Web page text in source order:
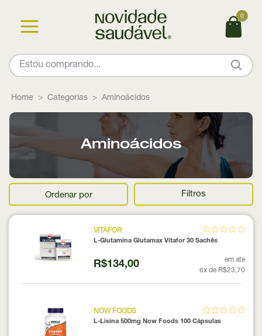
0
Home Categorias Aminoácidos
Aminoácidos
Ordenar por Filtros
VITAFOR
L-Glutamina Glutamax Vitafor 30 Sachês
R$134,00
em ate
6x de R$23,70
NOW FOODS
L-Lisina 500mg Now Foods 100 Cápsulas